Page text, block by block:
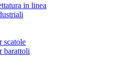
in linea
scatole
barattoli